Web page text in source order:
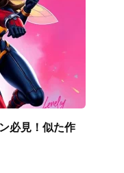
必見！似た作